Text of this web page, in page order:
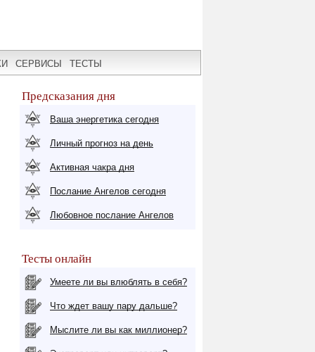
СЕРВИСЫ ТЕСТЫ
Предсказания дня
Ваша энергетика сегодня
Личный прогноз на день
Активная чакра дня
Послание Ангелов сегодня
Любовное послание Ангелов
Тесты онлайн
Умеете ли вы влюблять в себя?
Что ждет вашу пару дальше?
Мыслите ли вы как миллионер?